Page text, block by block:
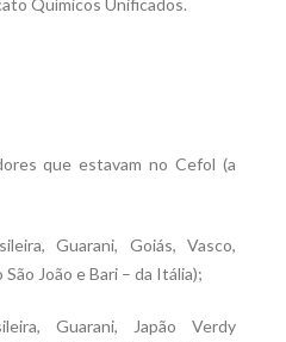
que estavam no Cefol (a
Guarani, Goiás, Vasco,
João e Bari – da Itália);
Guarani, Japão Verdy